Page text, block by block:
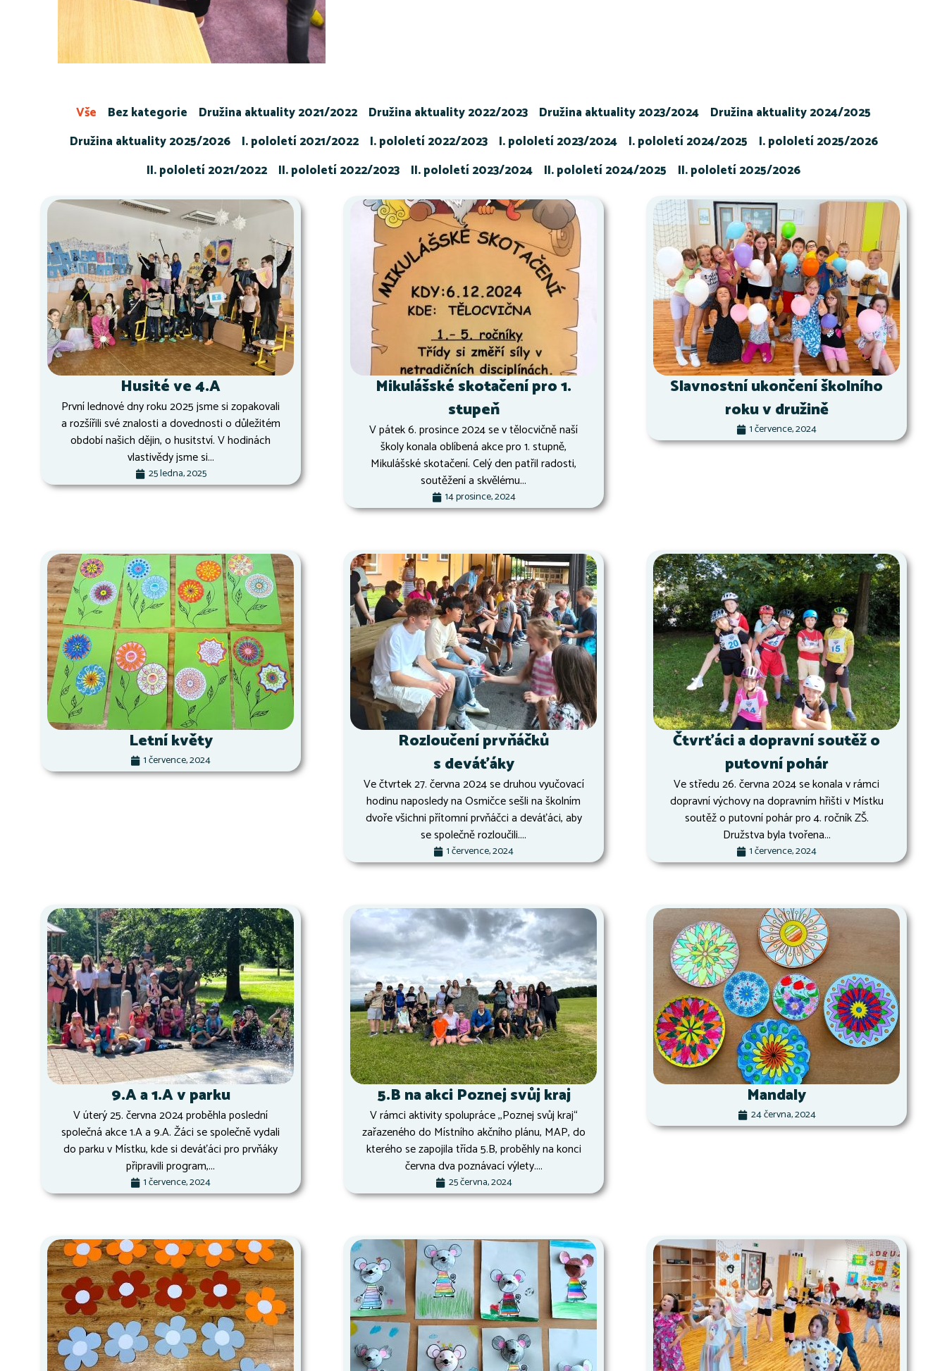
Bez kategorie Družina aktuality 2021/2022 Družina aktuality 2022/2023 Družina aktuality 2023/2024
Družina aktuality 2024/2025
Družina aktuality 2025/2026
I. pololetí 2021/2022 I. pololetí 2022/2023 I. pololetí 2023/2024 I. pololetí 2024/2025
I. pololetí 2025/2026
II. pololetí 2021/2022
II. pololetí 2022/2023 II. pololetí 2023/2024 II. pololetí 2024/2025 II. pololetí 2025/2026
Vše
Husité ve 4.A
První lednové dny roku 2025 jsme si zopakovali
a rozšířili své znalosti a dovednosti o důležitém
období našich dějin, o husitství. V hodinách
vlastivědy jsme si...
25 ledna, 2025
Mikulášské skotačení pro 1.
stupeň
V pátek 6. prosince 2024 se v tělocvičně naší
školy konala oblíbená akce pro 1. stupně,
Mikulášské skotačení. Celý den patřil radosti,
soutěžení a skvělému...
14 prosince, 2024
Slavnostní ukončení školního
roku v družině
1 července, 2024
Letní květy
1 července, 2024
Rozloučení prvňáčků
s deváťáky
Ve čtvrtek 27. června 2024 se druhou vyučovací
hodinu naposledy na Osmičce sešli na školním
dvoře všichni přítomní prvňáčci a deváťáci, aby
se společně rozloučili....
1 července, 2024
Čtvrťáci a dopravní soutěž o
putovní pohár
Ve středu 26. června 2024 se konala v rámci
dopravní výchovy na dopravním hřišti v Místku
soutěž o putovní pohár pro 4. ročník ZŠ.
Družstva byla tvořena...
1 července, 2024
9.A a 1.A v parku
V úterý 25. června 2024 proběhla poslední
společná akce 1.A a 9.A. Žáci se společně vydali
do parku v Místku, kde si deváťáci pro prvňáky
připravili program,...
1 července, 2024
5.B na akci Poznej svůj kraj
V rámci aktivity spolupráce ,,Poznej svůj kraj“
zařazeného do Místního akčního plánu, MAP, do
kterého se zapojila třída 5.B, proběhly na konci
června dva poznávací výlety....
25 června, 2024
Mandaly
24 června, 2024